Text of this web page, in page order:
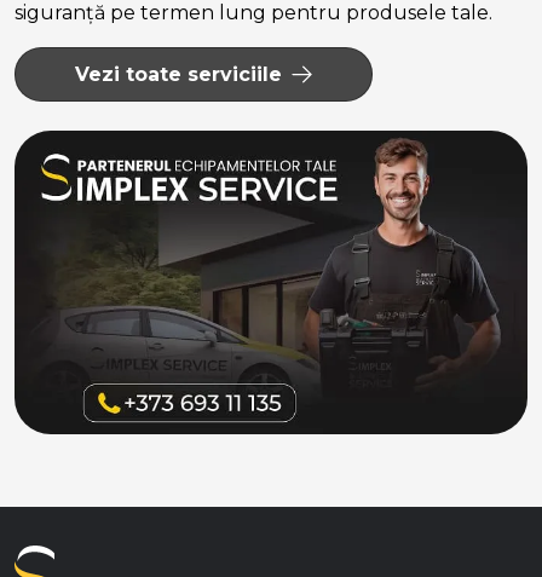
siguranță pe termen lung pentru produsele tale.
Vezi toate serviciile